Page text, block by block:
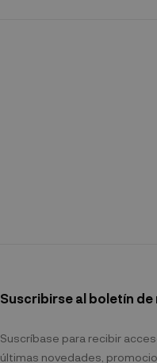
Suscribirse al boletín
Suscríbase para recibir
últimas novedades,